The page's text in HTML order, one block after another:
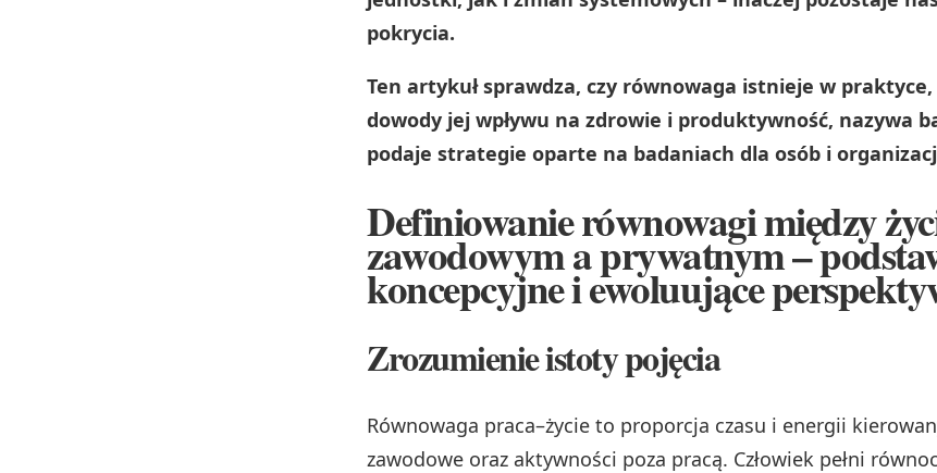
pokrycia.
Ten artykuł sprawdza, czy równowaga istnieje w
dowody jej wpływu na zdrowie i produktywność, nazywa
podaje strategie oparte na badaniach dla osób i
Definiowanie równowagi między
zawodowym a prywatnym –
koncepcyjne i ewoluujące
Zrozumienie istoty pojęcia
Równowaga praca–życie to proporcja czasu i energii
zawodowe oraz aktywności poza pracą. Człowiek pełni